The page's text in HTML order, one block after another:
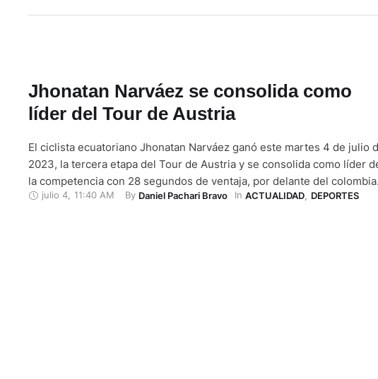
Jhonatan Narváez se consolida como
líder del Tour de Austria
El ciclista ecuatoriano Jhonatan Narváez ganó este martes 4 de julio
2023, la tercera etapa del Tour de Austria y se consolida como líder
la competencia con 28 segundos de ventaja, por delante del
Jesús David Peña. Narváez cruzó la meta con un tiempo de 03:54:26
julio 4 11:40 AM By Daniel Pachari Bravo In ACTUALIDAD, DEPORTES